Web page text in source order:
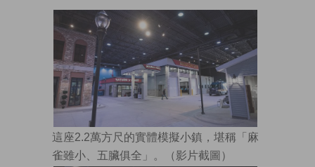
這座2.2萬方尺的實體模擬小鎮，堪稱「麻
雀雖小、五臟俱全」。（影片截圖）